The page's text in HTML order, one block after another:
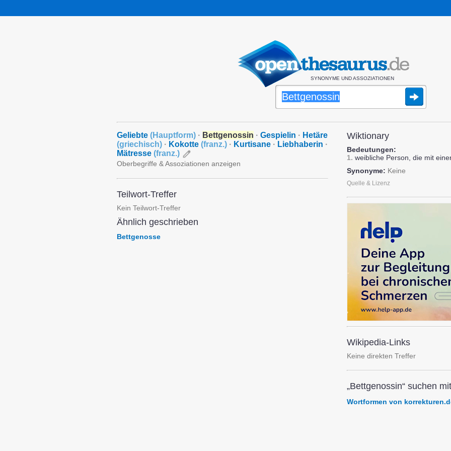
SYNONYME UND ASSOZIATIONEN
Geliebte (Hauptform) · Bettgenossin · Gespielin · Hetäre
(griechisch) · Kokotte (franz.) · Kurtisane · Liebhaberin ·
Mätresse (franz.)
Oberbegriffe & Assoziationen anzeigen
Teilwort-Treffer
Kein Teilwort-Treffer
Ähnlich geschrieben
Bettgenosse
Wiktionary
Bedeutungen:
1. weibliche Person, die mit
Synonyme: Keine
Quelle & Lizenz
Wikipedia-Links
Keine direkten Treffer
„Bettgenossin“ suchen
Wortformen von